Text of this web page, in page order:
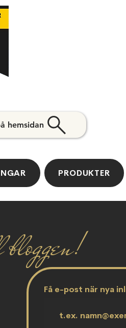
hemsidan
PRODUKTER
Få e-post när nya